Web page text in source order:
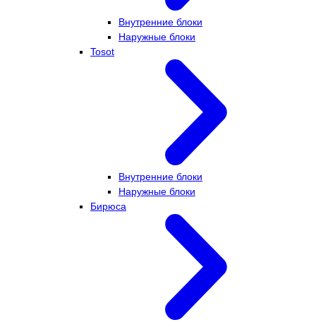
Внутренние блоки
Наружные блоки
Tosot
Внутренние блоки
Наружные блоки
Бирюса